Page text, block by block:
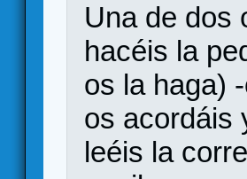
Una de dos
hacéis la
os la haga)
os acordáis
leéis la